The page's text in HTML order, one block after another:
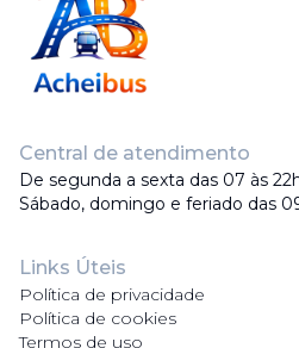
Central de atendimento
De segunda a sexta das 07 às
Sábado, domingo e feriado das
Links Úteis
Política de privacidade
Política de cookies
Termos de uso